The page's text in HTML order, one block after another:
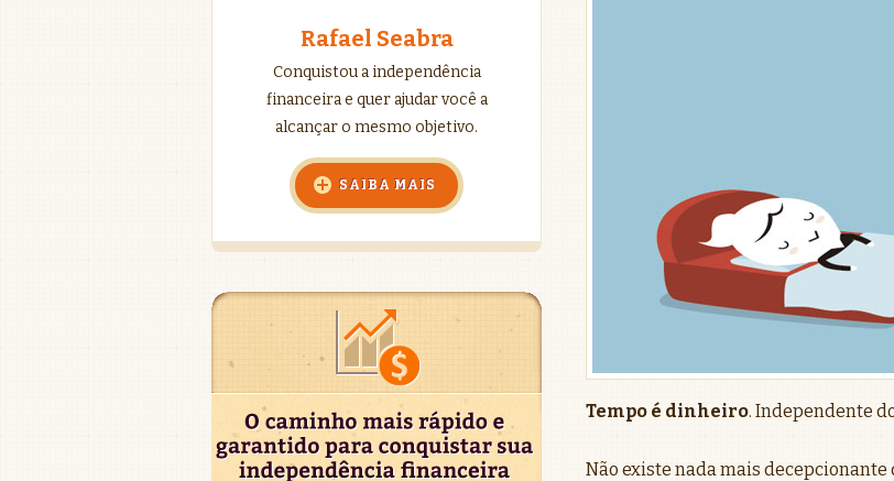
Tempo é dinheiro. Independente
Não existe nada mais
Rafael Seabra
Conquistou a independência
financeira e quer ajudar você a
alcançar o mesmo objetivo.
SAIBA MAIS